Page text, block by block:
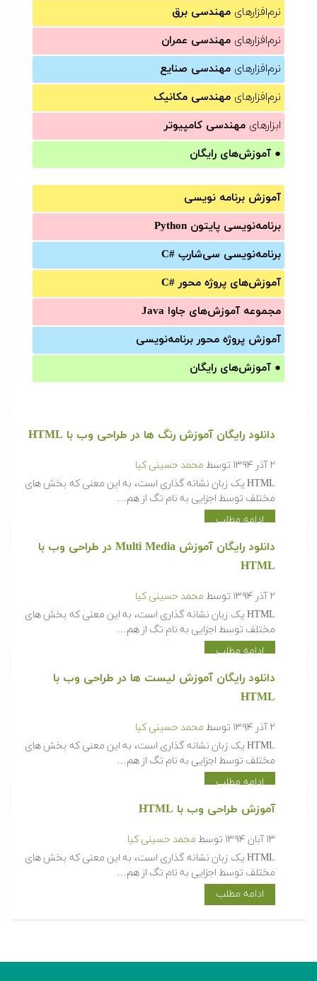
نرم‌افزارهای مهندسی برق
نرم‌افزارهای مهندسی عمران
نرم‌افزارهای مهندسی صنایع
نرم‌افزارهای مهندسی مکانیک
ابزارهای مهندسی کامپیوتر
● آموزش‌های رایگان
آموزش برنامه نویسی
برنامه‌نویسی پایتون Python
برنامه‌‌نویسی سی‌شارپ C#‎
آموزش‌های پروژه محور #C
مجموعه آموزش‌های جاوا Java
آموزش‌ پروژه محور برنامه‌نویسی
● آموزش‌های رایگان
دانلود رایگان آموزش رنگ ها در طراحی وب با HTML
۲ آذر ۱۳۹۴ توسط محمد حسینی کیا
HTML یک زبان نشانه گذاری است، به این معنی که بخش های
مختلف توسط اجزایی به نام تگ از هم…
ادامه مطلب
دانلود رایگان آموزش Multi Media در طراحی وب با
HTML
۲ آذر ۱۳۹۴ توسط محمد حسینی کیا
HTML یک زبان نشانه گذاری است، به این معنی که بخش های
مختلف توسط اجزایی به نام تگ از هم…
ادامه مطلب
دانلود رایگان آموزش لیست ها در طراحی وب با
HTML
۲ آذر ۱۳۹۴ توسط محمد حسینی کیا
HTML یک زبان نشانه گذاری است، به این معنی که بخش های
مختلف توسط اجزایی به نام تگ از هم…
ادامه مطلب
آموزش طراحی وب با HTML
۱۳ آبان ۱۳۹۴ توسط محمد حسینی کیا
HTML یک زبان نشانه گذاری است، به این معنی که بخش های
مختلف توسط اجزایی به نام تگ از هم…
ادامه مطلب